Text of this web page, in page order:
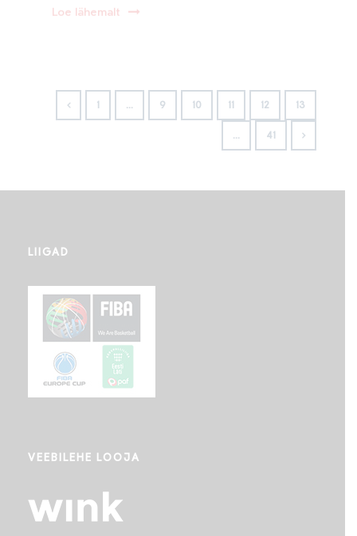
Loe lähemalt
1 … 9 10 11 12 13
… 41
LIIGAD
VEEBILEHE LOOJA